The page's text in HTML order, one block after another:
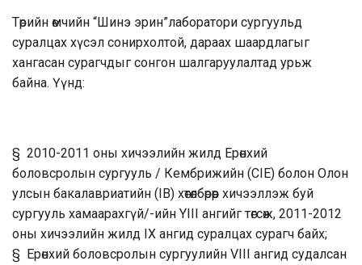
Төрийн өмчийн “Шинэ эрин”лаборатори сургуульд
суралцах хүсэл сонирхолтой, дараах шаардлагыг
хангасан сурагчдыг сонгон шалгаруулалтад урьж
байна. Үүнд:
§ 2010-2011 оны хичээлийн жилд Ерөнхий
боловсролын сургууль / Кембрижийн (CIE) болон Олон
улсын бакалавриатийн (IB) хөтөлбөрөөр хичээллэж буй
сургууль хамаарахгүй/-ийн YIII ангийг төгсөж, 2011-2012
оны хичээлийн жилд IX ангид суралцах сурагч байх;
§ Ерөнхий боловсролын сургуулийн VIII ангид судалсан